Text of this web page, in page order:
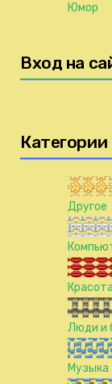
Юмор
Вход на
Категории
Другое
Люди и
Музыка